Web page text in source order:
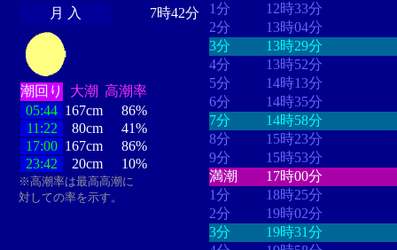
月 入
7時42分
潮回り 大潮 高潮率
05:44 167cm
86%
11:22
80cm
41%
17:00 167cm
86%
23:42
20cm 10%
※高潮率は最高高潮に
対しての率を示す。
1分
12時33分
2分
13時04分
3分
13時29分
4分
13時52分
5分
14時13分
6分
14時35分
7分
14時58分
8分
15時23分
9分
15時53分
満潮
17時00分
1分
18時25分
2分
19時02分
3分
19時31分